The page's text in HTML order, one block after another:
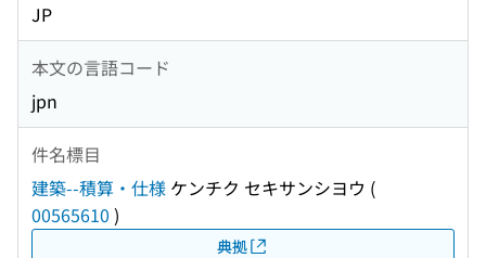
JP
本文の言語コード
jpn
件名標目
建築--積算・仕様 ケンチク セキサンシヨウ (
00565610 )
典拠